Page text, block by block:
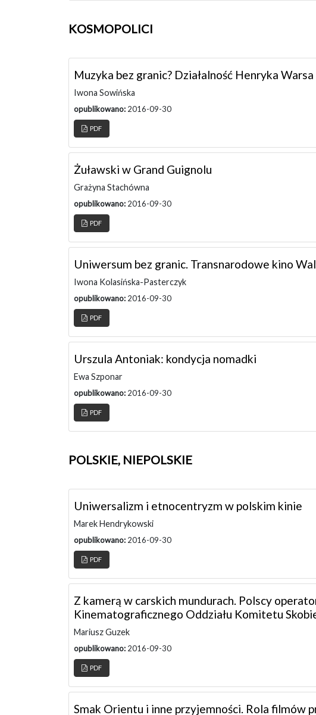
KOSMOPOLICI
Muzyka bez granic? Działalność Henryka
Iwona Sowińska
opublikowano:2016-09-30
PDF
Żuławski w Grand Guignolu
Grażyna Stachówna
opublikowano:2016-09-30
PDF
Uniwersum bez granic. Transnarodowe kino
Iwona Kolasińska-Pasterczyk
opublikowano:2016-09-30
PDF
Urszula Antoniak: kondycja nomadki
Ewa Szponar
opublikowano:2016-09-30
PDF
POLSKIE, NIEPOLSKIE
Uniwersalizm i etnocentryzm w polskim kinie
Marek Hendrykowski
opublikowano:2016-09-30
PDF
Z kamerą w carskich mundurach. Polscy
Kinematograficznego Oddziału Komitetu
Mariusz Guzek
opublikowano:2016-09-30
PDF
Smak Orientu i inne przyjemności. Rola filmów